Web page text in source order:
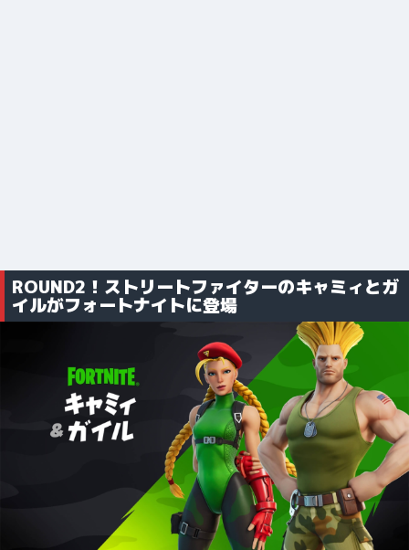
ROUND2！ストリートファイターのキャミィとガ
イルがフォートナイトに登場